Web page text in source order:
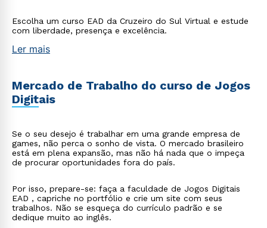
Escolha um curso EAD da Cruzeiro do Sul Virtual e estude
com liberdade, presença e excelência.
Ler mais
Mercado de Trabalho do curso de Jogos
Digitais
Se o seu desejo é trabalhar em uma grande empresa de
games, não perca o sonho de vista. O mercado brasileiro
está em plena expansão, mas não há nada que o impeça
de procurar oportunidades fora do país.
Por isso, prepare-se: faça a faculdade de Jogos Digitais
EAD , capriche no portfólio e crie um site com seus
trabalhos. Não se esqueça do currículo padrão e se
dedique muito ao inglês.